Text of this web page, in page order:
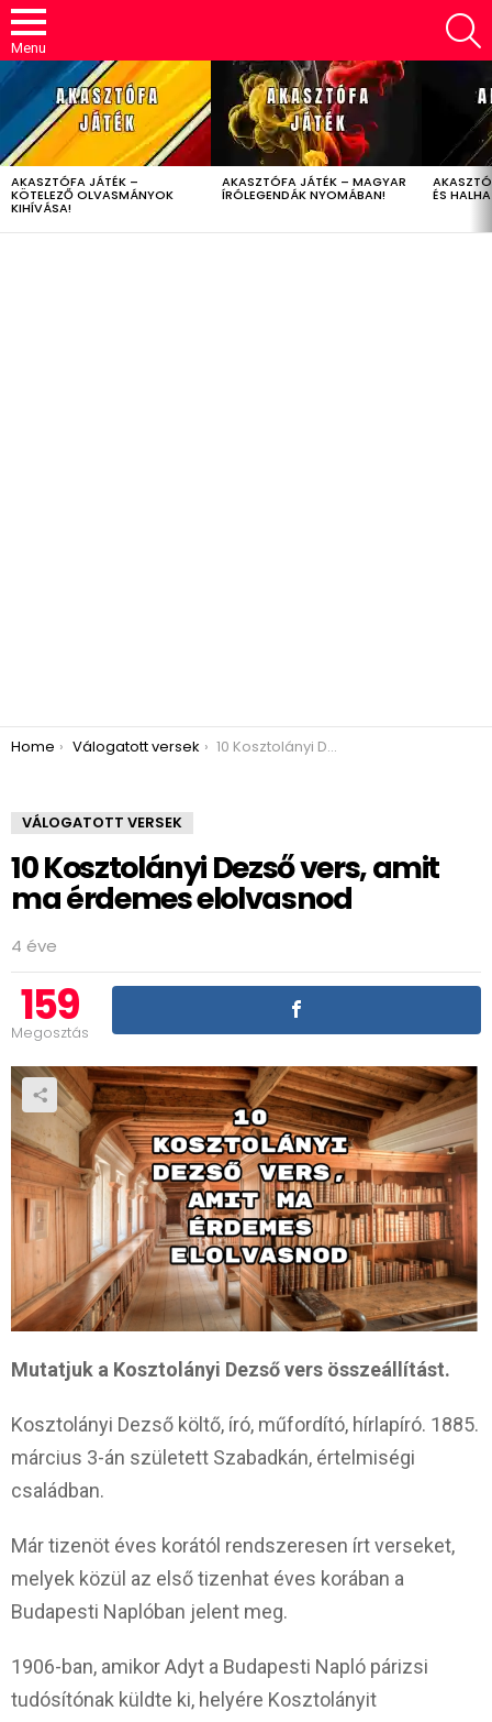
Menu
LATEST
STORIES
AKASZTÓFA JÁTÉK –
KÖTELEZŐ OLVASMÁNYOK
KIHÍVÁSA!
AKASZTÓFA JÁTÉK – MAGYAR
ÍRÓLEGENDÁK NYOMÁBAN! ÉS
You are here:
Home Válogatott versek 10 Kosztolányi Dezső vers, amit ma érdemes elolvasnod
VÁLOGATOTT VERSEK
10 Kosztolányi Dezső vers, amit
ma érdemes elolvasnod
4 éve
159
Megosztás
Mutatjuk a Kosztolányi Dezső vers összeállítást.
Kosztolányi Dezső költő, író, műfordító, hírlapíró. 1885.
március 3-án született Szabadkán, értelmiségi
családban.
Már tizenöt éves korától rendszeresen írt verseket,
melyek közül az első tizenhat éves korában a
Budapesti Naplóban jelent meg.
1906-ban, amikor Adyt a Budapesti Napló párizsi
tudósítónak küldte ki, helyére Kosztolányit